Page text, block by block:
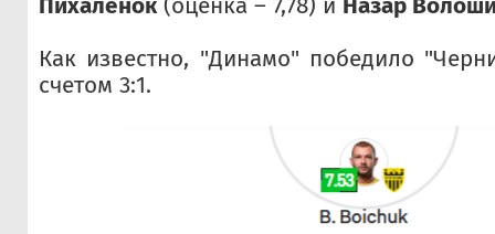
Пихаленок(оценка – 7,78) и Назар
Как известно, "Динамо" победило
счетом 3:1.